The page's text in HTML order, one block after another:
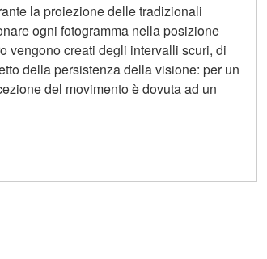
la proiezione delle tradizionali
ogni fotogramma nella posizione
vengono creati degli intervalli scuri, di
della persistenza della visione: per un
del movimento è dovuta ad un